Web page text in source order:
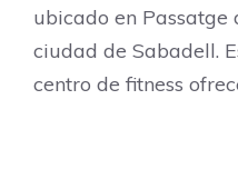
ubicado en Passatge
ciudad de Sabadell.
centro de fitness